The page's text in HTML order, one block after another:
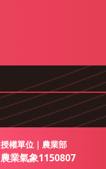
授權單位｜農業部
農業氣象1150807